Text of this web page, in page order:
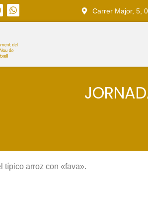
Carrer Major, 5,
típico arroz con «fava».